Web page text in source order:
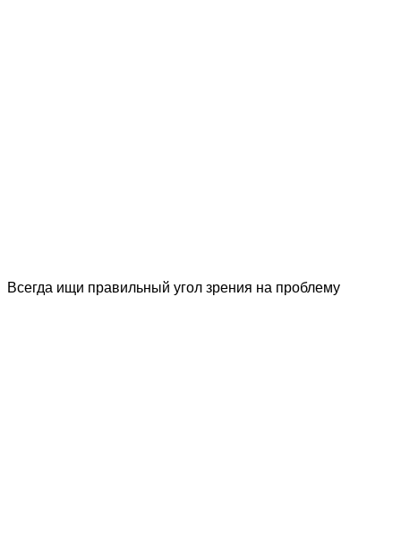
Всегда ищи правильный угол зрения на проблему